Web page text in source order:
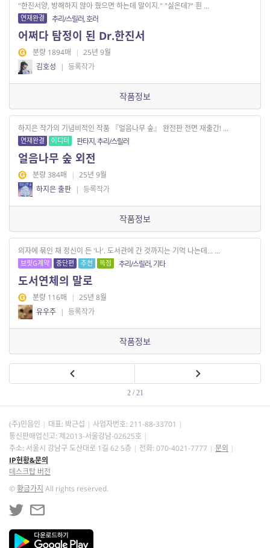
"한진서양, 방해하지 않아 줬으면 하는데 말이지." "싫은데?" 흰 ...
연재완결 추리/스릴러, 호러
어쩌다 탐정이 된 Dr.한진서
분량 1894매 | 25년 9월
김호성
| 등록작가
작품정보
하지은 작가의 기념비적인 작품 『얼음나무 숲』 완전판 전면 재출간! ...
연재완결 에디터 판타지, 추리/스릴러
얼음나무 숲 외전
분량 384매 | 25년 9월
하지은 출판 | 등록작가
작품정보
의자에 묶인 채 정신이 든 '나'. 도서관에 간 것까지는 기억 나는데... ...
브릿G계약 중단편 추천 독점 추리/스릴러, 기타
도서연체의 말로
분량 116매 | 25년 8월
유우주 | 등록작가
작품정보
2 / 21
(주)민음인 대표: 박근섭 사업자번호: 211-88-33701
통신판매업신고: 제2013-서울강남-02625호
주소: 서울시 강남구 도산대로 1길 62 5층
전화: 070-4021-7777
문의
IP현황&문의
데스크탑 버전
©황금가지 All rights reserved.